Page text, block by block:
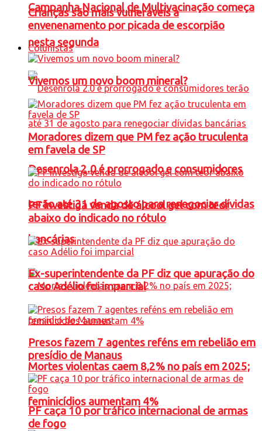
Campanha Nacional de Multivacinação começa
nesta segunda
Desenrola 2.0 é prorrogado e consumidores
terão até 31 de agosto para renegociar dívidas
bancárias
Mortes violentas caem 8,2% no país em 2025;
feminicídios aumentam 4%
Crianças são mais vulneráveis a
envenenamento por picada de escorpião
Colunistas
Vivemos um novo boom mineral?
Moradores dizem que PM fez ação truculenta
em favela de SP
PF investiga venda de álcool gel com teor
abaixo do indicado no rótulo
Ex-superintendente da PF diz que apuração do
caso Adélio foi imparcial
Presos fazem 7 agentes reféns em rebelião em
presídio de Manaus
PF caça 10 por tráfico internacional de armas
de fogo